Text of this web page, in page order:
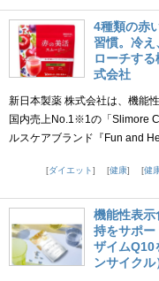
4種類の赤
習慣。冷
ローチす
式会社
新日本製薬 株式会社は、機能
国内売上No.1※1の「Slimore
ルスケアブランド『Fun and
ダイエット
健康 健
機能性表示
持をサポー
ザイム
ンサイク